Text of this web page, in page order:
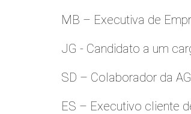
MB – Executiva de
JG - Candidato a um
SD – Colaborador da
ES – Executivo cliente